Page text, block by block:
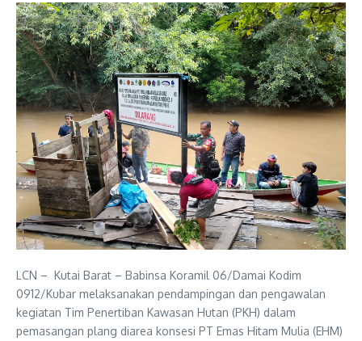
LCN – Kutai Barat – Babinsa Koramil 06/Damai Kodim
0912/Kubar melaksanakan pendampingan dan pengawalan
kegiatan Tim Penertiban Kawasan Hutan (PKH) dalam
pemasangan plang diarea konsesi PT Emas Hitam Mulia (EHM)